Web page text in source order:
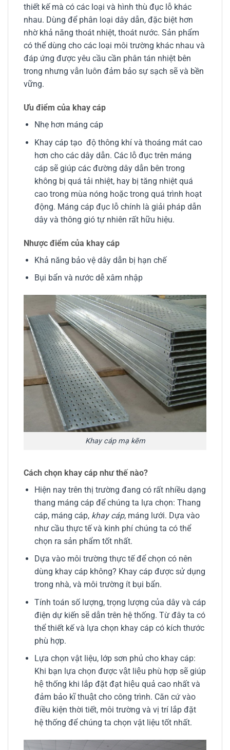
thiết kế mà có các loại và hình thù đục lỗ khác
nhau. Dùng để phân loại dây dẫn, đặc biệt hơn
nhờ khả năng thoát nhiệt, thoát nước. Sản phẩm
có thể dùng cho các loại môi trường khác nhau và
đáp ứng được yêu cầu cần phân tán nhiệt bên
trong nhưng vẫn luôn đảm bảo sự sạch sẽ và bền
vững.
Ưu điểm của khay cáp
Nhẹ hơn máng cáp
Khay cáp tạo độ thông khí và thoáng mát cao
hơn cho các dây dẫn. Các lỗ đục trên máng
cáp sẽ giúp các đường dây dẫn bên trong
không bị quá tải nhiệt, hay bị tăng nhiệt quá
cao trong mùa nóng hoặc trong quá trình hoạt
động. Máng cáp đục lỗ chính là giải pháp dẫn
dây và thông gió tự nhiên rất hữu hiệu.
Nhược điểm của khay cáp
Khả năng bảo vệ dây dẫn bị hạn chế
Bụi bẩn và nước dễ xâm nhập
Khay cáp mạ kẽm
Cách chọn khay cáp như thế nào?
Hiện nay trên thị trường đang có rất nhiều dạng
thang máng cáp để chúng ta lựa chọn: Thang
cáp, máng cáp, khay cáp, máng lưới. Dựa vào
như cầu thực tế và kinh phí chúng ta có thể
chọn ra sản phẩm tốt nhất.
Dựa vào môi trường thực tế để chọn có nên
dùng khay cáp không? Khay cáp được sử dụng
trong nhà, và môi trường ít bụi bẩn.
Tính toán số lượng, trọng lượng của dây và cáp
điện dự kiến sẽ dẫn trên hệ thống. Từ đây ta có
thể thiết kế và lựa chọn khay cáp có kích thước
phù hợp.
Lựa chọn vật liệu, lớp sơn phủ cho khay cáp:
Khi bạn lựa chọn được vật liệu phù hợp sẽ giúp
hệ thống khi lắp đặt đạt hiệu quả cao nhất và
đảm bảo kĩ thuật cho công trình. Căn cứ vào
điều kiện thời tiết, môi trường và vị trí lắp đặt
hệ thống để chúng ta chọn vật liệu tốt nhất.